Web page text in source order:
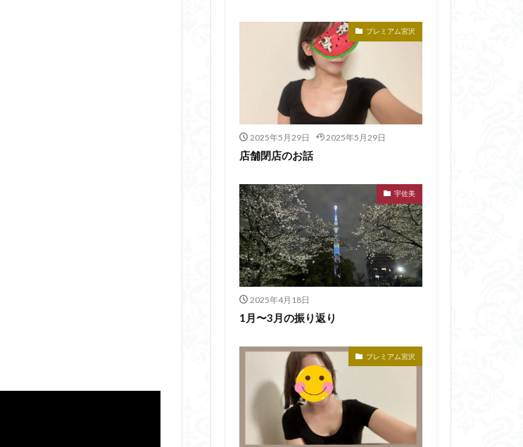
プレミアム宮沢
2025年5月29日 2025年5月29日
店舗閉店のお話
宇佐美
2025年4月18日
1月〜3月の振り返り
プレミアム宮沢